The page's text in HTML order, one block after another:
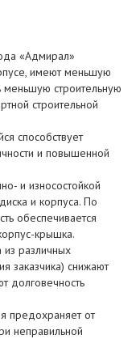
«Адмирал»
имеют меньшую
меньшую строительную
строительной
способствует
и повышенной
и износостойкой
и корпуса. По
обеспечивается
крышка.
из различных
заказчика) снижают
долговечность
предохраняет от
неправильной